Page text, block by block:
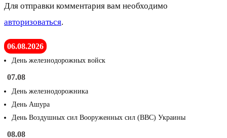
Для отправки комментария вам необходимо
авторизоваться.
06.08.2026
День железнодорожных войск
07.08
День железнодорожника
День Ашура
День Воздушных сил Вооруженных сил (ВВС) Украины
08.08